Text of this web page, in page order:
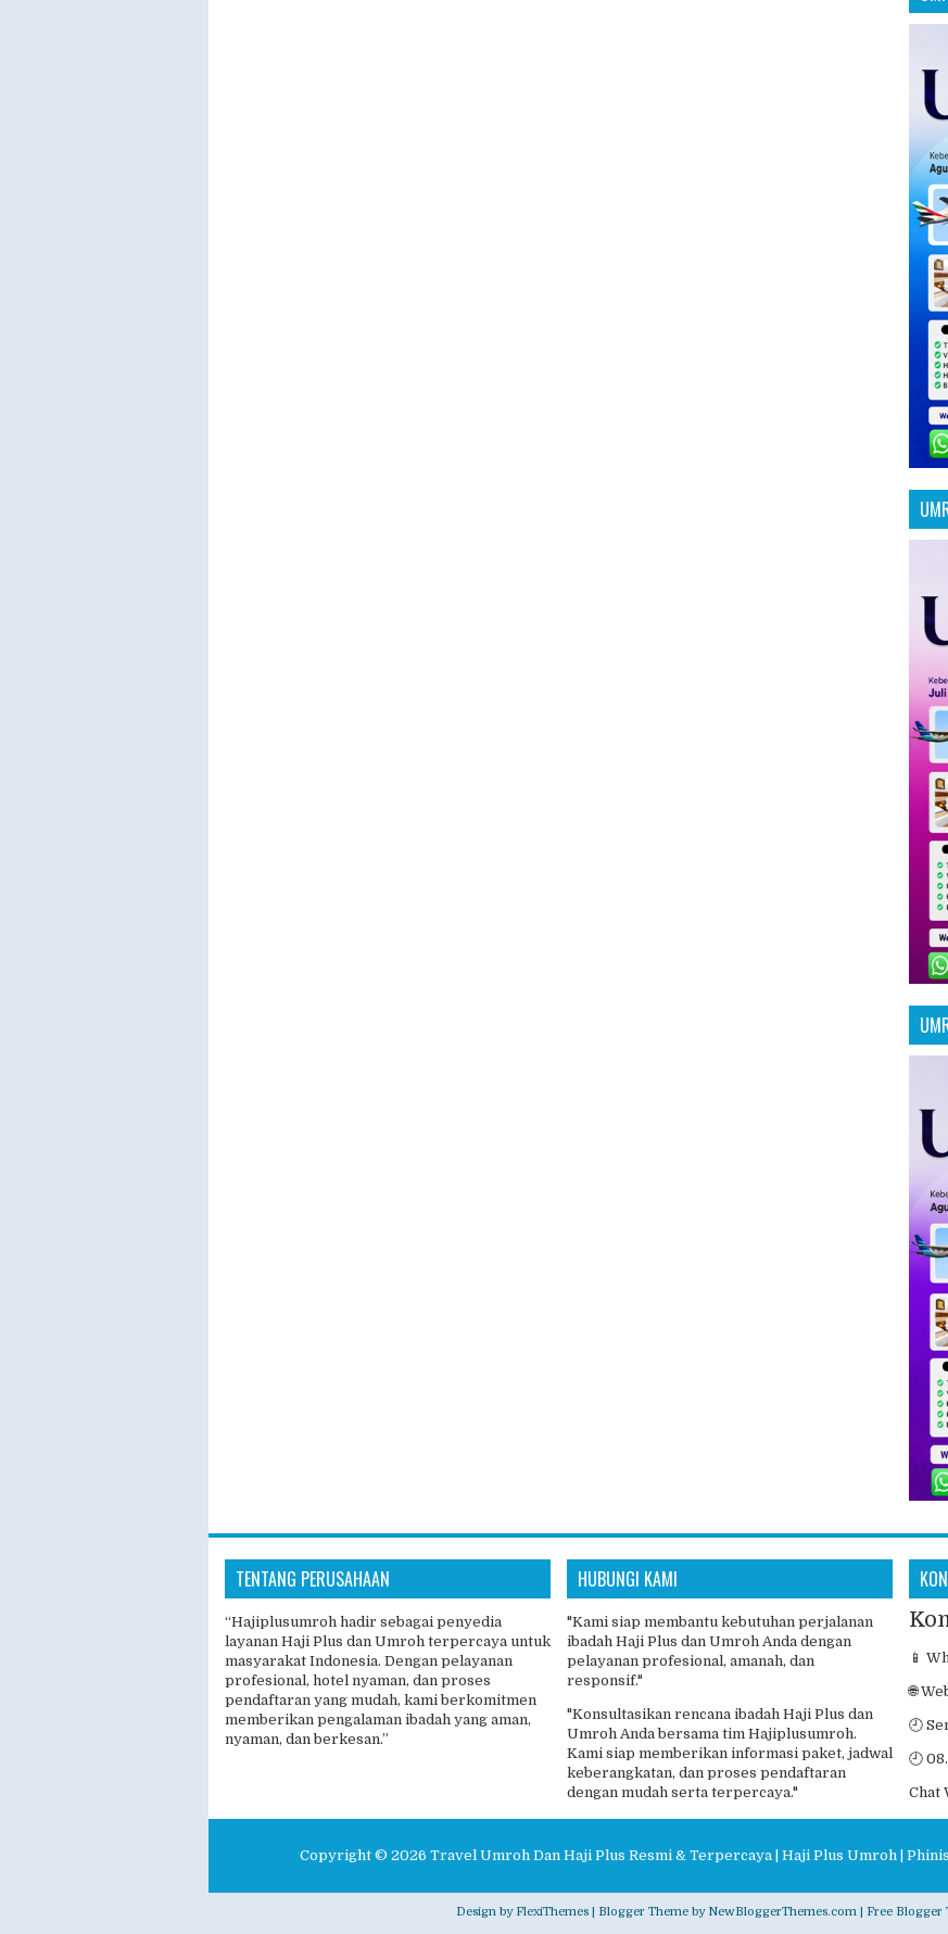
TENTANG PERUSAHAAN
“Hajiplusumroh hadir sebagai penyedia
layanan Haji Plus dan Umroh terpercaya untuk
masyarakat Indonesia. Dengan pelayanan
profesional, hotel nyaman, dan proses
pendaftaran yang mudah, kami berkomitmen
memberikan pengalaman ibadah yang aman,
nyaman, dan berkesan.”
HUBUNGI KAMI
"Kami siap membantu kebutuhan perjalanan
ibadah Haji Plus dan Umroh Anda dengan
pelayanan profesional, amanah, dan
responsif."
"Konsultasikan rencana ibadah Haji Plus dan
Umroh Anda bersama tim Hajiplusumroh.
Kami siap memberikan informasi paket, jadwal
keberangkatan, dan proses pendaftaran
dengan mudah serta terpercaya."
📱
🌐
🕘
🕘
Chat
Copyright © 2026 Travel Umroh Dan Haji Plus Resmi & Terpercaya | Haji Plus Umroh |
Design by FlexiThemes| Blogger Theme by NewBloggerThemes.com| Free Blogger